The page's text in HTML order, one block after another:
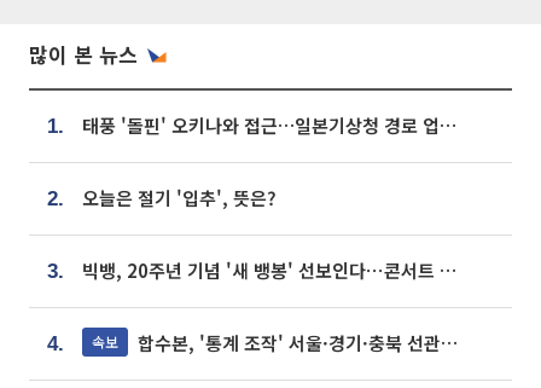
많이 본 뉴스
1. 태풍 '돌핀' 오키나와 접근…일본기상청 경로 업데이트
2. 오늘은 절기 '입추', 뜻은?
3. 빅뱅, 20주년 기념 '새 뱅봉' 선보인다⋯콘서트 앞두고 팝업 개최
4. 속보 합수본, '통계 조작' 서울·경기·충북 선관위 등 추가 압수수색